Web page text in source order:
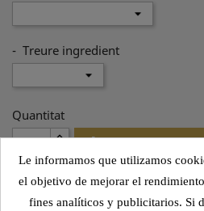
- Treure ingredient
Quantitat

Le informamos que utilizamos
el objetivo de mejorar el
fines analíticos y publicitarios. Si